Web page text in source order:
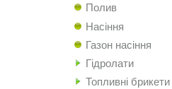
Полив
Насіння
Газон насіння
Гідролати
Топливні брикети